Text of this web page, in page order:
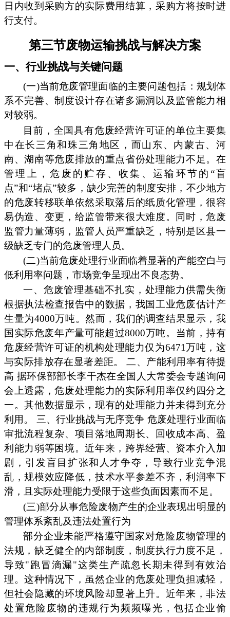
日内收到采购方的实际费用结算，采购方将按时进
行支付。
第三节废物运输挑战与解决方案
一、行业挑战与关键问题
(一)当前危废管理面临的主要问题包括：规划体
系不完善、制度设计存在诸多漏洞以及监管能力相
对较弱。
目前，全国具有危废经营许可证的单位主要集
中在长三角和珠三角地区，而山东、内蒙古、河
南、湖南等危废排放的重点省份处理能力不足。在
管理上，危废的贮存、收集、运输环节的“盲
点”和“堵点”较多，缺少完善的制度安排，不少地方
的危废转移联单依然采取落后的纸质化管理，很容
易伪造、变更，给监管带来很大难度。同时，危废
监管力量薄弱，监管人员严重缺乏，特别是区县一
级缺乏专门的危废管理人员。
(二)当前危废处理行业面临着显著的产能空白与
低利用率问题，市场竞争呈现出不良态势。
一、危废管理基础不扎实，处理能力供需失衡
根据执法检查报告中的数据，我国工业危废估计产
生量为4000万吨。然而，我们的调查结果显示，我
国实际危废年产量可能超过8000万吨。当前，持有
危废经营许可证的机构处理能力仅为6471万吨，这
与实际排放存在显著差距。 二、产能利用率有待提
高 据环保部部长李干杰在全国人大常委会专题询问
会上透露，危废处理能力的实际利用率仅约四分之
一。其他数据显示，现有的处理能力并未得到充分
利用。 三、行业挑战与无序竞争 危废处理行业面临
审批流程复杂、项目落地周期长、回收成本高、盈
利能力弱等困境。近年来，跨界经营、资本介入加
剧，引发盲目扩张和人才争夺，导致行业竞争混
乱，规模效应降低，技术水平参差不齐，利润率下
滑，且实际处理能力受限于这些负面因素而不足。
(三)部分从事危险废物产生的企业表现出明显的
管理体系紊乱及违法处置行为
部分企业未能严格遵守国家对危险废物管理的
法规，缺乏健全的内部制度，制度执行力度不足，
导致"跑冒滴漏"这类生产疏忽长期未得到有效治
理。这种情况下，虽然企业的危废处理负担减轻，
但社会隐藏的环境风险却显著上升。近年来，非法
处置危险废物的违规行为频频曝光，包括企业偷